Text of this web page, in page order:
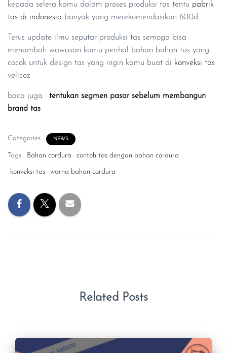
kepada selera kamu dalam proses produksi tas tentu pabrik
tas di indonesia banyak yang merekomendasikan 600d .
Terus update ilmu seputar produksi tas semoga bisa
menambah wawasan kamu perihal bahan bahan tas yang
cocok untuk design tas yang ingin kamu buat di konveksi tas
velicoz
baca juga : tentukan segmen pasar sebelum membangun
brand tas
Categories: NEWS
Tags: Bahan cordura contoh tas dengan bahan cordura
konveksi tas warna bahan cordura
Related Posts